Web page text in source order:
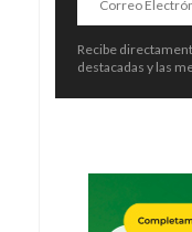
Recibe
destacadas y las